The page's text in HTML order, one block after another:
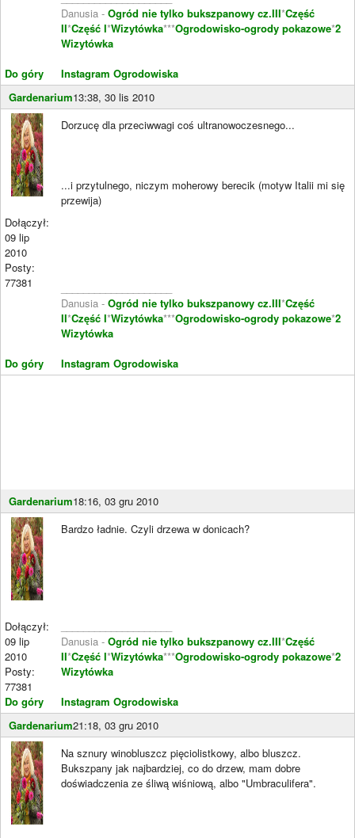
Do góry
Danusia - Ogród nie tylko bukszpanowy cz.III*Część
II*Część I*Wizytówka***Ogrodowisko-ogrody pokazowe*2
Wizytówka
Instagram Ogrodowiska
Gardenarium13:38, 30 lis 2010
Dołączył:
09 lip
2010
Posty:
77381
Do góry
Dorzucę dla przeciwwagi coś ultranowoczesnego...
...i przytulnego, niczym moherowy berecik (motyw Italii mi się
przewija)
Danusia - Ogród nie tylko bukszpanowy cz.III*Część
II*Część I*Wizytówka***Ogrodowisko-ogrody pokazowe*2
Wizytówka
Instagram Ogrodowiska
Gardenarium18:16, 03 gru 2010
Dołączył:
09 lip
2010
Posty:
77381
Do góry
Bardzo ładnie. Czyli drzewa w donicach?
Danusia - Ogród nie tylko bukszpanowy cz.III*Część
II*Część I*Wizytówka***Ogrodowisko-ogrody pokazowe*2
Wizytówka
Instagram Ogrodowiska
Gardenarium21:18, 03 gru 2010
Na sznury winobluszcz pięciolistkowy, albo bluszcz.
Bukszpany jak najbardziej, co do drzew, mam dobre
doświadczenia ze śliwą wiśniową, albo "Umbraculifera".